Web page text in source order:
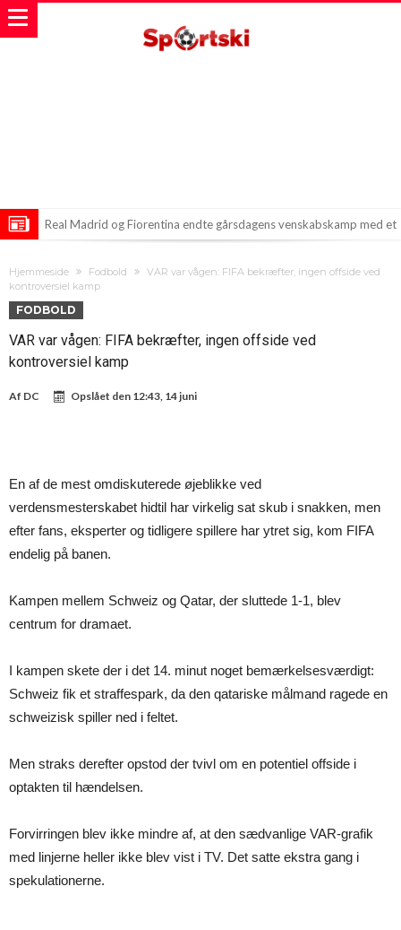
Real Madrid og Fiorentina endte gårsdagens venskabskamp med et
veltilfreds, så tager du helt fejl.
Præsidenten af PSG på vej mod FIFA’s top
Hjemmeside Fodbold
VAR var vågen: FIFA bekræfter, ingen offside ved
kontroversiel kamp
FODBOLD
VAR var vågen: FIFA bekræfter, ingen offside ved
kontroversiel kamp
Af DC Opslået den 12:43, 14 juni
En af de mest omdiskuterede øjeblikke ved
verdensmesterskabet hidtil har virkelig sat skub i snakken, men
efter fans, eksperter og tidligere spillere har ytret sig, kom FIFA
endelig på banen.
Kampen mellem Schweiz og Qatar, der sluttede 1-1, blev
centrum for dramaet.
I kampen skete der i det 14. minut noget bemærkelsesværdigt:
Schweiz fik et straffespark, da den qatariske målmand ragede en
schweizisk spiller ned i feltet.
Men straks derefter opstod der tvivl om en potentiel offside i
optakten til hændelsen.
Forvirringen blev ikke mindre af, at den sædvanlige VAR-grafik
med linjerne heller ikke blev vist i TV. Det satte ekstra gang i
spekulationerne.